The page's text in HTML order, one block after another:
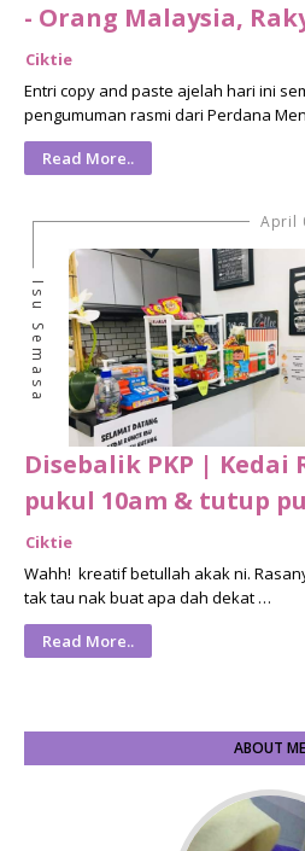
- Orang Malaysia,
Ciktie
Entri copy and paste ajelah hari ini
pengumuman rasmi dari Perdana
Read More..
April
Isu Semasa
Disebalik PKP | Kedai
pukul 10am & tutup
Ciktie
Wahh! kreatif betullah akak ni.
tak tau nak buat apa dah dekat …
Read More..
ABOUT ME